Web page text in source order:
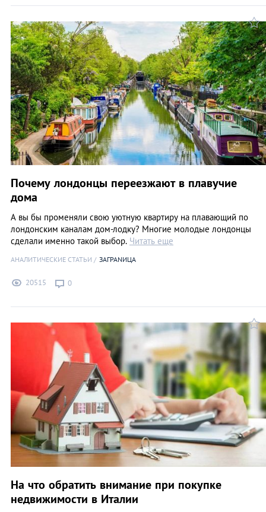
Почему лондонцы переезжают в плавучие
дома
А вы бы променяли свою уютную квартиру на плавающий по
лондонским каналам дом-лодку? Многие молодые лондонцы
сделали именно такой выбор. Читать еще
АНАЛИТИЧЕСКИЕ СТАТЬИ ЗАГРАNИЦА
20515 0
На что обратить внимание при покупке
недвижимости в Италии